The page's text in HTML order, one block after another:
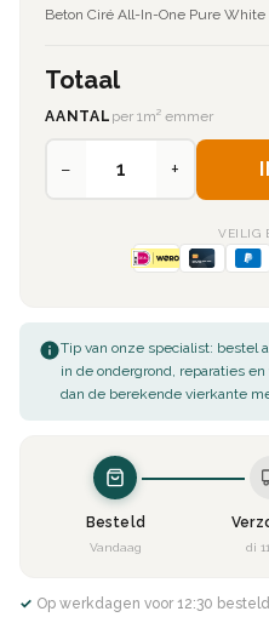
Beton Ciré All-In-One Pure White
Totaal
AANTAL per 1m² emmer
− +
VEILIG
Tip van onze specialist: bestel
in de ondergrond, reparaties
dan de berekende vierkante
Besteld
Vandaag di
✓ Op werkdagen voor 12:30